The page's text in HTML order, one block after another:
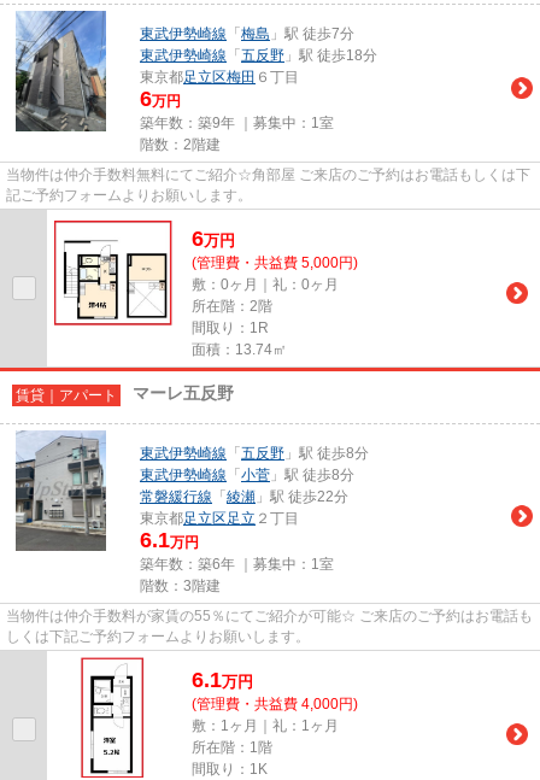
東武伊勢崎線 「 梅島 」駅 徒歩7分
東武伊勢崎線 「 五反野 」駅 徒歩18分
東京都足立区梅田 ６丁目
6万円
築年数：築9年 ｜募集中： 1室
階数：2階建
当物件は仲介手数料無料にてご紹介☆角部屋 ご来店のご予約はお電話もしくは下
記ご予約フォームよりお願いします。
6万円
(管理費・共益費 5,000円)
敷：0ヶ月｜礼：0ヶ月
所在階：2階
間取り：1R
面積：13.74㎡
賃貸｜アパート マーレ五反野
東武伊勢崎線 「 五反野 」駅 徒歩8分
東武伊勢崎線 「 小菅 」駅 徒歩8分
常磐緩行線 「 綾瀬 」駅 徒歩22分
東京都足立区足立 ２丁目
6.1万円
築年数：築6年 ｜募集中： 1室
階数：3階建
当物件は仲介手数料が家賃の55％にてご紹介が可能☆ ご来店のご予約はお電話も
しくは下記ご予約フォームよりお願いします。
6.1万円
(管理費・共益費 4,000円)
敷：1ヶ月｜礼：1ヶ月
所在階：1階
間取り：1K